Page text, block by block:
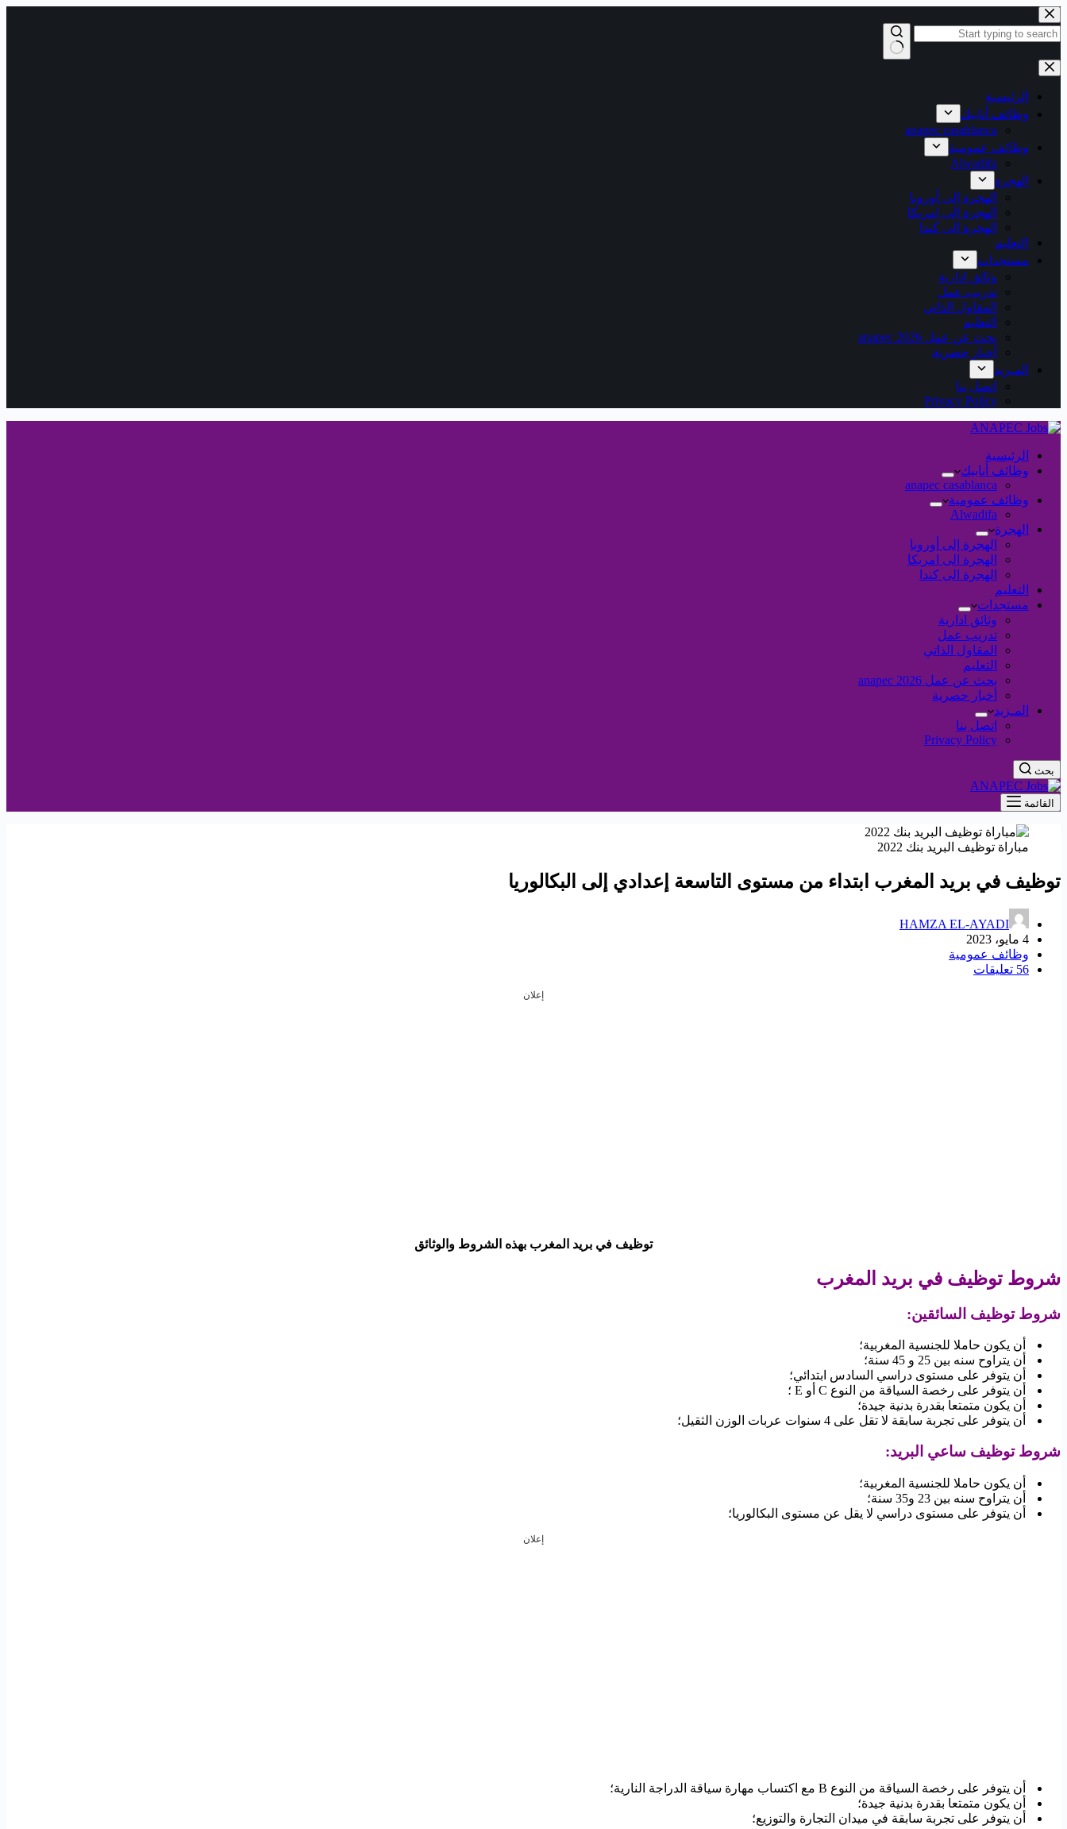
التجاوز
إلى
المحتوى
نتائج
الرئيسية
وظائف أنابيك
anapec casablanca
وظائف عمومية
Alwadifa
الهجرة
الهجرة إلى أوروبا
الهجرة الى امريكا
الهجرة الى كندا
التعليم
مستجدات
وثائق ادارية
تدريب عمل
المقاول الذاتي
التعليم
بحث عن عمل 2026 anapec
أخبار حصرية
المـزيد
اتصل بنا
Privacy Policy
الرئيسية
وظائف أنابيك
anapec casablanca
وظائف عمومية
Alwadifa
الهجرة
الهجرة إلى أوروبا
الهجرة الى امريكا
الهجرة الى كندا
التعليم
مستجدات
وثائق ادارية
تدريب عمل
المقاول الذاتي
التعليم
بحث عن عمل 2026 anapec
أخبار حصرية
المـزيد
اتصل بنا
Privacy Policy
بحث
القائمة
مباراة توظيف البريد بنك 2022
توظيف في بريد المغرب ابتداء من مستوى التاسعة إعدادي إلى البكالوريا
HAMZA EL-AYADI
4 مايو، 2023
وظائف عمومية
56 تعليقات
إعلان
توظيف في بريد المغرب بهذه الشروط والوثائق
شروط توظيف في بريد المغرب
شروط توظيف السائقين:
أن يكون حاملا للجنسية المغربية؛
أن يتراوح سنه بين 25 و 45 سنة؛
أن يتوفر على مستوى دراسي السادس ابتدائي؛
أن يتوفر على رخصة السياقة من النوع C أو E ؛
أن يكون متمتعا بقدرة بدنية جيدة؛
أن يتوفر على تجربة سابقة لا تقل على 4 سنوات عربات الوزن الثقيل؛
شروط توظيف ساعي البريد:
أن يكون حاملا للجنسية المغربية؛
أن يتراوح سنه بين 23 و35 سنة؛
أن يتوفر على مستوى دراسي لا يقل عن مستوى البكالوريا؛
إعلان
أن يتوفر على رخصة السياقة من النوع B مع اكتساب مهارة سياقة الدراجة النارية؛
أن يكون متمتعا بقدرة بدنية جيدة؛
أن يتوفر على تجربة سابقة في ميدان التجارة والتوزيع؛